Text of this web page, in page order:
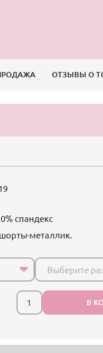
ОТЗЫВЫ О
спандекс
металлик.
Выберите
В